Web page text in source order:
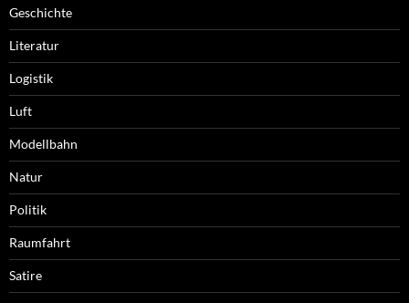
Geschichte
Literatur
Logistik
Luft
Modellbahn
Natur
Politik
Raumfahrt
Satire